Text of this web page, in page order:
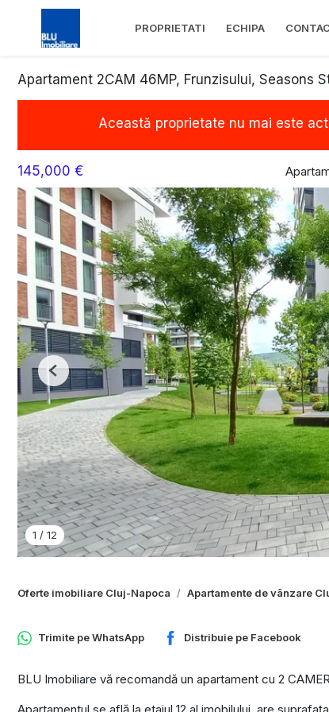
PROPRIETATI ECHIPA
Apartament 2CAM 46MP, Frunzisului, Seasons
Această proprietate nu mai este
145,000 €
1 / 12
Previous
Oferte imobiliare Cluj-Napoca Apartamente de vânzare
Trimite peWhatsApp Distribuie pe Facebook
BLU Imobiliare vă recomandă un apartament cu 2